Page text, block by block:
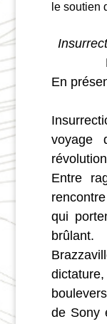
le soutien
En
voyage
Entre
qui
de Sony